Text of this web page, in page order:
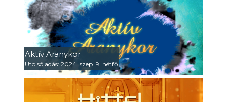
Aktív Aranykor
Utolsó adás: 2024. szep. 9. hétfő